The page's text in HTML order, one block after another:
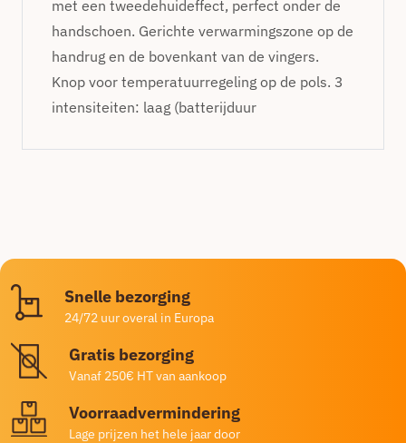
met een tweedehuideffect, perfect onder de
handschoen. Gerichte verwarmingszone op de
handrug en de bovenkant van de vingers.
Knop voor temperatuurregeling op de pols. 3
intensiteiten: laag (batterijduur
Snelle bezorging
24/72 uur overal in Europa
Gratis bezorging
Vanaf 250€ HT van aankoop
Voorraadvermindering
Lage prijzen het hele jaar door